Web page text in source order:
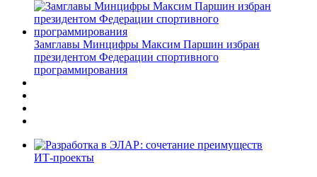
Замглавы Минцифры Максим Паршин избран
президентом Федерации спортивного
программирования
ИТ-проекты